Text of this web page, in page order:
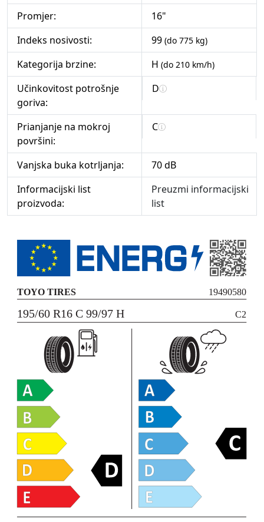
Promjer:
16"
Indeks nosivosti:
99 (do 775 kg)
Kategorija brzine: H (do 210 km/h)
Učinkovitost potrošnje
goriva:
D
Prianjanje na mokroj
površini:
C
Vanjska buka kotrljanja:
70 dB
Informacijski list
proizvoda:
Preuzmi informacijski
list